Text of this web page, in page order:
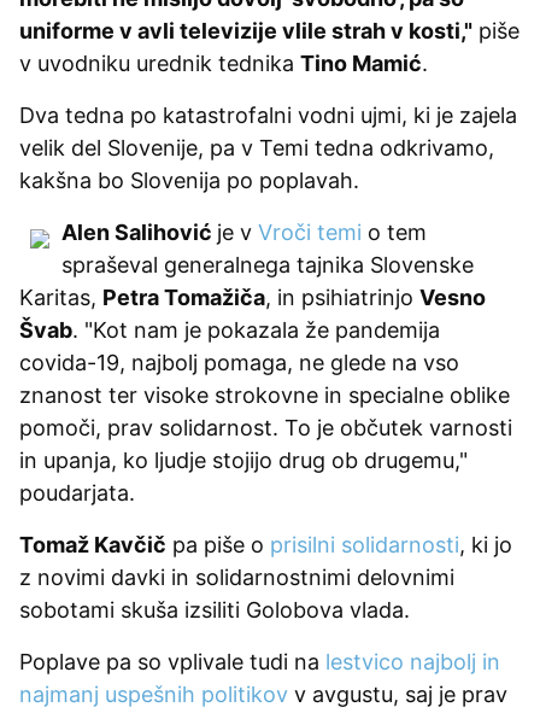
uniforme v avli televizije vlile strah v kosti," piše
v uvodniku urednik tednika Tino Mamić.
Dva tedna po katastrofalni vodni ujmi, ki je zajela
velik del Slovenije, pa v Temi tedna odkrivamo,
kakšna bo Slovenija po poplavah.
Alen Salihović je v Vroči temi o tem
spraševal generalnega tajnika Slovenske
Karitas, Petra Tomažiča, in psihiatrinjo Vesno
Švab. "Kot nam je pokazala že pandemija
covida-19, najbolj pomaga, ne glede na vso
znanost ter visoke strokovne in specialne oblike
pomoči, prav solidarnost. To je občutek varnosti
in upanja, ko ljudje stojijo drug ob drugemu,"
poudarjata.
Tomaž Kavčič pa piše o prisilni solidarnosti, ki jo
z novimi davki in solidarnostnimi delovnimi
sobotami skuša izsiliti Golobova vlada.
Poplave pa so vplivale tudi na lestvico najbolj in
najmanj uspešnih politikov v avgustu, saj je prav